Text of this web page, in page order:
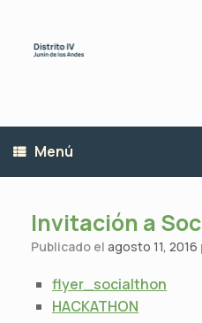
contenido
Menú
Invitación a
Publicado el agosto 11, 2016
flyer_socialthon
HACKATHON